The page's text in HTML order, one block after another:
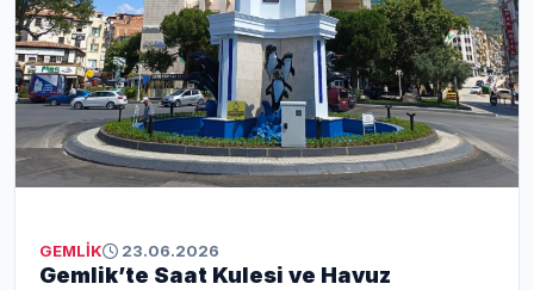
GEMLİK 23.06.2026
Gemlik’te Saat Kulesi ve Havuz